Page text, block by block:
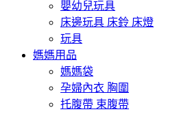
嬰幼兒玩具
床邊玩具 床鈴 床燈
玩具
媽媽用品
媽媽袋
孕婦內衣 胸圍
托腹帶 束腹帶